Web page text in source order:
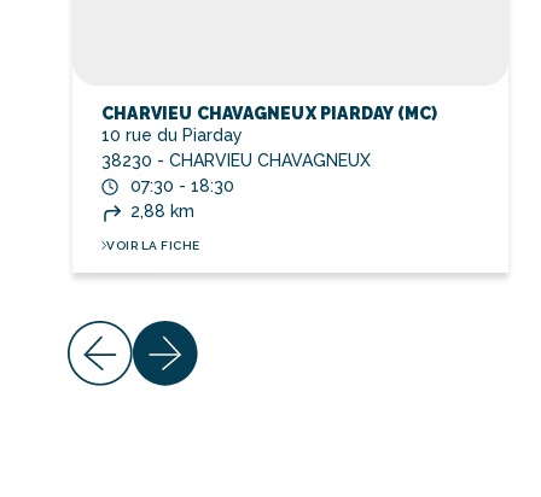
CHARVIEU CHAVAGNEUX PIARDAY (MC)
10 rue du Piarday
38230 - CHARVIEU CHAVAGNEUX
07:30 - 18:30
2,88 km
VOIR LA FICHE